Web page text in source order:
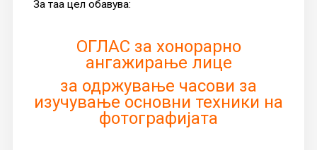
За таа цел обавува:
ОГЛАС за хонорарно
ангажирање лице
за одржување часови за
изучување основни техники на
фотографијата